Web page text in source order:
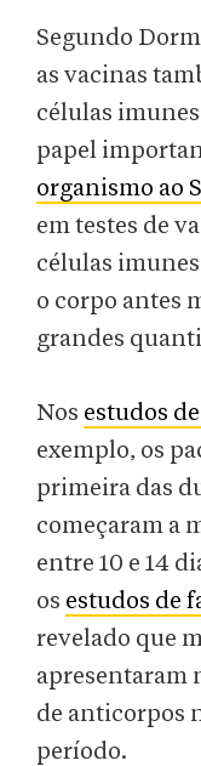
Segundo
as vacinas
células
papel
organismo ao
em testes de
células
o corpo antes
grandes
Nos estudos de
exemplo, os
primeira das
começaram a
entre 10 e 14
os estudos de
revelado que
apresentaram
de anticorpos
período.